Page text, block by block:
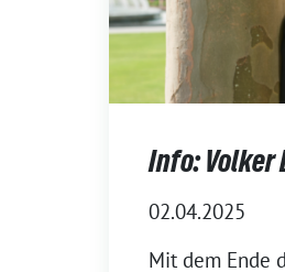
Info: Volker
02.04.2025
Mit dem Ende